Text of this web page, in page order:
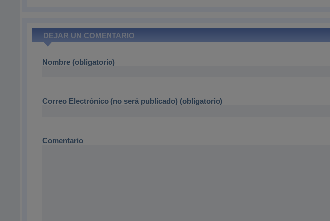
DEJAR UN COMENTARIO
Nombre (obligatorio)
Correo Electrónico (no será publicado) (obligatorio)
Comentario